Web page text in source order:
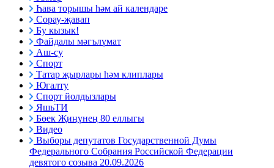
Һава торышы һәм ай календаре
Сорау-җавап
Бу кызык!
Файдалы мәгълүмат
Аш-су
Спорт
Татар җырлары һәм клиплары
Югалту
Спорт йолдызлары
ЯшьТИ
Бөек Җиңүнең 80 еллыгы
Видео
Выборы депутатов Государственной Думы
Федерального Собрания Российской Федерации
девятого созыва 20.09.2026